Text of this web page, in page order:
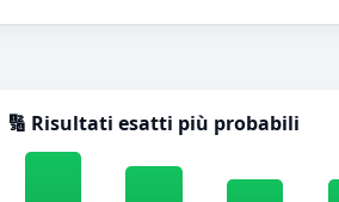
🔢 Risultati esatti più probabili